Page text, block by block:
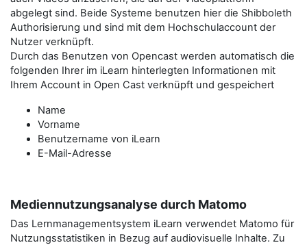
abgelegt sind. Beide Systeme benutzen hier die Shibboleth
Authorisierung und sind mit dem Hochschulaccount der
Nutzer verknüpft.
Durch das Benutzen von Opencast werden automatisch die
folgenden Ihrer im iLearn hinterlegten Informationen mit
Ihrem Account in Open Cast verknüpft und gespeichert
Name
Vorname
Benutzername von iLearn
E-Mail-Adresse
Mediennutzungsanalyse durch Matomo
Das Lernmanagementsystem iLearn verwendet Matomo für
Nutzungsstatistiken in Bezug auf audiovisuelle Inhalte. Zu